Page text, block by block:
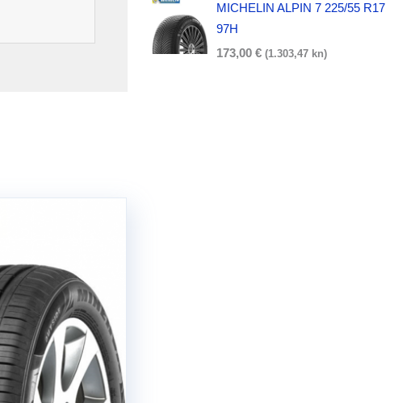
MICHELIN ALPIN 7 225/55 R17
97H
173,00€ (1.303,47 kn)